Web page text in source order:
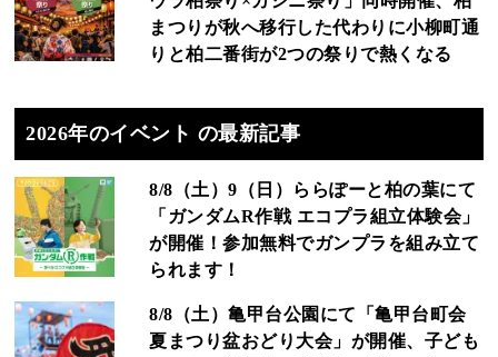
まつりが秋へ移行した代わりに小柳町通
りと柏二番街が2つの祭りで熱くなる
2026年のイベント の最新記事
8/8（土）9（日）ららぽーと柏の葉にて
「ガンダムR作戦 エコプラ組立体験会」
が開催！参加無料でガンプラを組み立て
られます！
8/8（土）亀甲台公園にて「亀甲台町会
夏まつり盆おどり大会」が開催、子ども